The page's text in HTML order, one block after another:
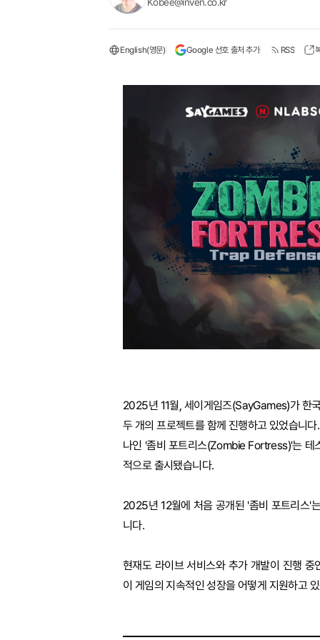
English(영문) Google 선호 출처 추가 RSS
2025년 11월, 세이게임즈(SayGames)가 한
두 개의 프로젝트를 함께 진행하고 있었습니
나인 '좀비 포트리스(Zombie Fortress)'는 테
적으로 출시됐습니다.
2025년 12월에 처음 공개된 '좀비 포트리스'
니다.
현재도 라이브 서비스와 추가 개발이 진행
이 게임의 지속적인 성장을 어떻게 지원하고